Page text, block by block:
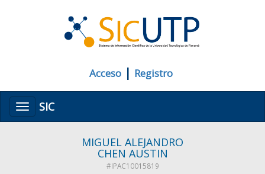
Acceso | Registro
MenúSIC
MIGUEL ALEJANDRO
CHEN AUSTIN
#IPAC10015819